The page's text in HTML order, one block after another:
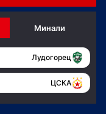
Минали
Лудогорец
ЦСКА